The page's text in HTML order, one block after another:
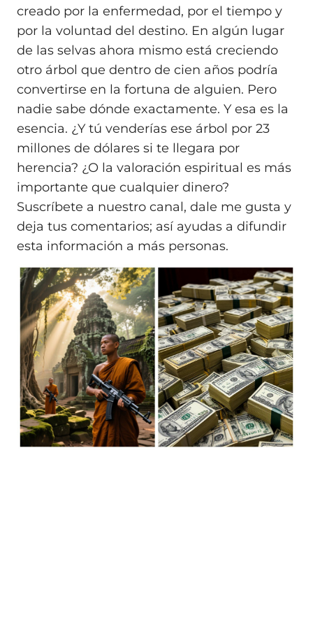
creado por la enfermedad, por el tiempo y
por la voluntad del destino. En algún lugar
de las selvas ahora mismo está creciendo
otro árbol que dentro de cien años podría
convertirse en la fortuna de alguien. Pero
nadie sabe dónde exactamente. Y esa es la
esencia. ¿Y tú venderías ese árbol por 23
millones de dólares si te llegara por
herencia? ¿O la valoración espiritual es más
importante que cualquier dinero?
Suscríbete a nuestro canal, dale me gusta y
deja tus comentarios; así ayudas a difundir
esta información a más personas.